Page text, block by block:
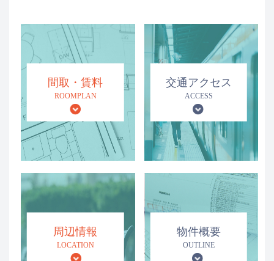
間取・賃料
ROOMPLAN
交通アクセス
ACCESS
周辺情報
LOCATION
物件概要
OUTLINE